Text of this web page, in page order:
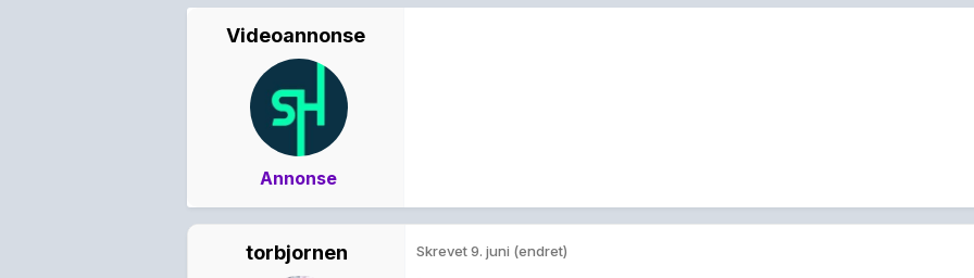
Videoannonse
Annonse
torbjornen Skrevet9. juni (endret)